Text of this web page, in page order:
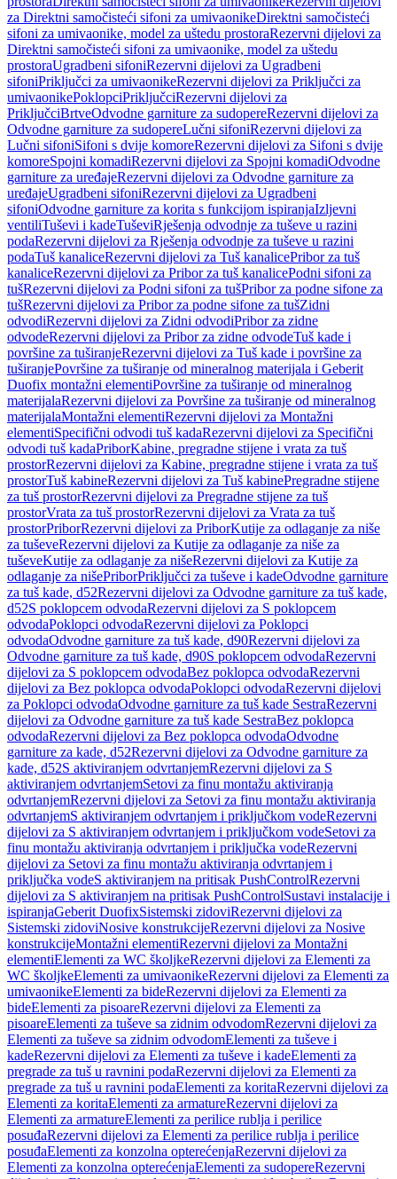
za Direktni samočisteći sifoni za umivaonikeDirektni samočisteći
sifoni za umivaonike, model za uštedu prostoraRezervni dijelovi za
Direktni samočisteći sifoni za umivaonike, model za uštedu
prostoraUgradbeni sifoniRezervni dijelovi za Ugradbeni
sifoniPriključci za umivaonikeRezervni dijelovi za Priključci za
umivaonikePoklopciPriključciRezervni dijelovi za
PriključciBrtveOdvodne garniture za sudopereRezervni dijelovi za
Odvodne garniture za sudopereLučni sifoniRezervni dijelovi za
Lučni sifoniSifoni s dvije komoreRezervni dijelovi za Sifoni s dvije
komoreSpojni komadiRezervni dijelovi za Spojni komadiOdvodne
garniture za uređajeRezervni dijelovi za Odvodne garniture za
uređajeUgradbeni sifoniRezervni dijelovi za Ugradbeni
sifoniOdvodne garniture za korita s funkcijom ispiranjaIzljevni
ventiliTuševi i kadeTuševiRješenja odvodnje za tuševe u razini
podaRezervni dijelovi za Rješenja odvodnje za tuševe u razini
podaTuš kanaliceRezervni dijelovi za Tuš kanalicePribor za tuš
kanaliceRezervni dijelovi za Pribor za tuš kanalicePodni sifoni za
tušRezervni dijelovi za Podni sifoni za tušPribor za podne sifone za
tušRezervni dijelovi za Pribor za podne sifone za tušZidni
odvodiRezervni dijelovi za Zidni odvodiPribor za zidne
odvodeRezervni dijelovi za Pribor za zidne odvodeTuš kade i
površine za tuširanjeRezervni dijelovi za Tuš kade i površine za
tuširanjePovršine za tuširanje od mineralnog materijala i Geberit
Duofix montažni elementiPovršine za tuširanje od mineralnog
materijalaRezervni dijelovi za Površine za tuširanje od mineralnog
materijalaMontažni elementiRezervni dijelovi za Montažni
elementiSpecifični odvodi tuš kadaRezervni dijelovi za Specifični
odvodi tuš kadaPriborKabine, pregradne stijene i vrata za tuš
prostorRezervni dijelovi za Kabine, pregradne stijene i vrata za tuš
prostorTuš kabineRezervni dijelovi za Tuš kabinePregradne stijene
za tuš prostorRezervni dijelovi za Pregradne stijene za tuš
prostorVrata za tuš prostorRezervni dijelovi za Vrata za tuš
prostorPriborRezervni dijelovi za PriborKutije za odlaganje za niše
za tuševeRezervni dijelovi za Kutije za odlaganje za niše za
tuševeKutije za odlaganje za nišeRezervni dijelovi za Kutije za
odlaganje za nišePriborPriključci za tuševe i kadeOdvodne garniture
za tuš kade, d52Rezervni dijelovi za Odvodne garniture za tuš kade,
d52S poklopcem odvodaRezervni dijelovi za S poklopcem
odvodaPoklopci odvodaRezervni dijelovi za Poklopci
odvodaOdvodne garniture za tuš kade, d90Rezervni dijelovi za
Odvodne garniture za tuš kade, d90S poklopcem odvodaRezervni
dijelovi za S poklopcem odvodaBez poklopca odvodaRezervni
dijelovi za Bez poklopca odvodaPoklopci odvodaRezervni dijelovi
za Poklopci odvodaOdvodne garniture za tuš kade SestraRezervni
dijelovi za Odvodne garniture za tuš kade SestraBez poklopca
odvodaRezervni dijelovi za Bez poklopca odvodaOdvodne
garniture za kade, d52Rezervni dijelovi za Odvodne garniture za
kade, d52S aktiviranjem odvrtanjemRezervni dijelovi za S
aktiviranjem odvrtanjemSetovi za finu montažu aktiviranja
odvrtanjemRezervni dijelovi za Setovi za finu montažu aktiviranja
odvrtanjemS aktiviranjem odvrtanjem i priključkom vodeRezervni
dijelovi za S aktiviranjem odvrtanjem i priključkom vodeSetovi za
finu montažu aktiviranja odvrtanjem i priključka vodeRezervni
dijelovi za Setovi za finu montažu aktiviranja odvrtanjem i
priključka vodeS aktiviranjem na pritisak PushControlRezervni
dijelovi za S aktiviranjem na pritisak PushControlSustavi instalacije i
ispiranjaGeberit DuofixSistemski zidoviRezervni dijelovi za
Sistemski zidoviNosive konstrukcijeRezervni dijelovi za Nosive
konstrukcijeMontažni elementiRezervni dijelovi za Montažni
elementiElementi za WC školjkeRezervni dijelovi za Elementi za
WC školjkeElementi za umivaonikeRezervni dijelovi za Elementi za
umivaonikeElementi za bideRezervni dijelovi za Elementi za
bideElementi za pisoareRezervni dijelovi za Elementi za
pisoareElementi za tuševe sa zidnim odvodomRezervni dijelovi za
Elementi za tuševe sa zidnim odvodomElementi za tuševe i
kadeRezervni dijelovi za Elementi za tuševe i kadeElementi za
pregrade za tuš u ravnini podaRezervni dijelovi za Elementi za
pregrade za tuš u ravnini podaElementi za koritaRezervni dijelovi za
Elementi za koritaElementi za armatureRezervni dijelovi za
Elementi za armatureElementi za perilice rublja i perilice
posuđaRezervni dijelovi za Elementi za perilice rublja i perilice
posuđaElementi za konzolna opterećenjaRezervni dijelovi za
Elementi za konzolna opterećenjaElementi za sudopereRezervni